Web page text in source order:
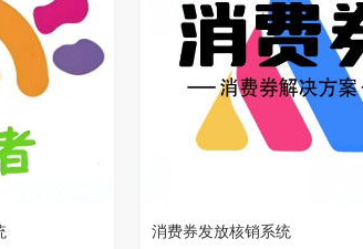
消费券发放核销系统